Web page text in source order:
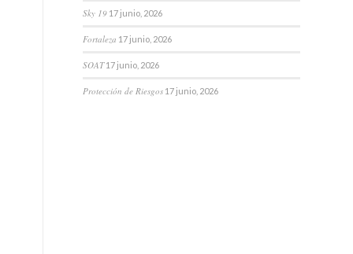
Sky 19 17 junio, 2026
Fortaleza 17 junio, 2026
SOAT 17 junio, 2026
Protección de Riesgos 17 junio, 2026